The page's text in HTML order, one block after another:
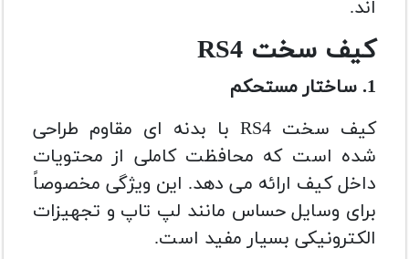
اند.
کیف سخت RS4
1. ساختار مستحکم
کیف سخت RS4 با بدنه ای مقاوم طراحی
شده است که محافظت کاملی از محتویات
داخل کیف ارائه می دهد. این ویژگی مخصوصاً
برای وسایل حساس مانند لپ تاپ و تجهیزات
الکترونیکی بسیار مفید است.